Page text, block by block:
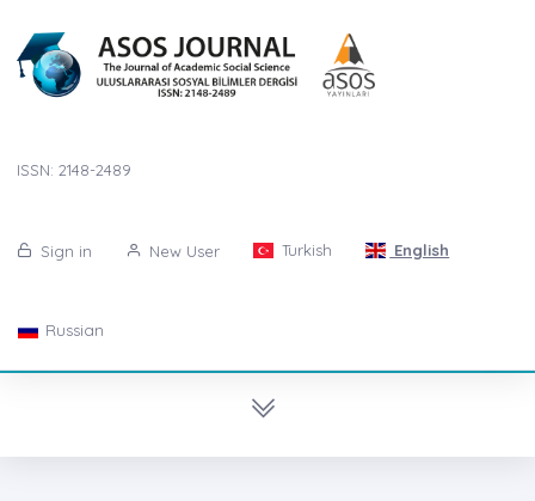
ISSN: 2148-2489
Sign in New User Turkish English
Russian